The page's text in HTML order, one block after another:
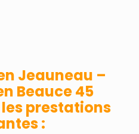
Jeauneau –
Beauce 45
prestations
: